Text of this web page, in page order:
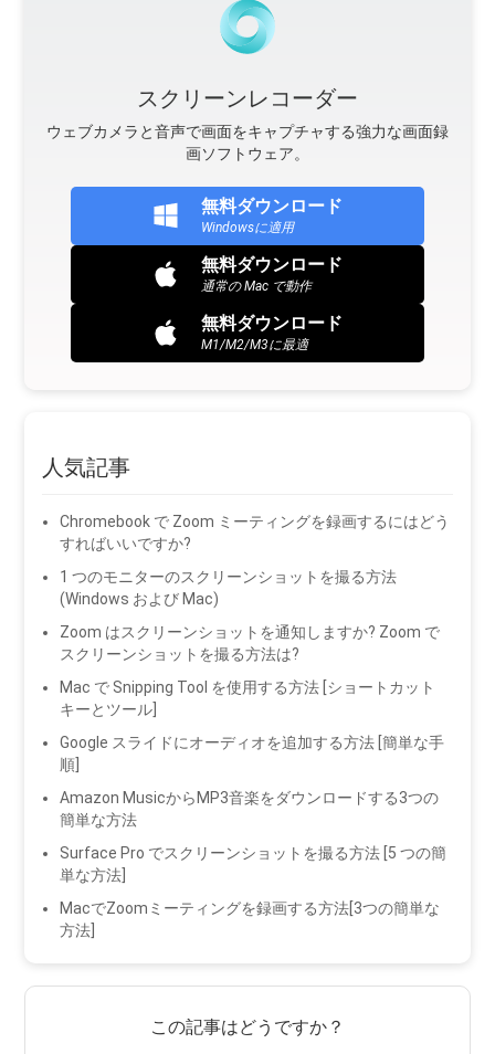
スクリーンレコーダー
ウェブカメラと音声で画面をキャプチャする強力な画面録
画ソフトウェア。
無料ダウンロード
Windowsに適用
無料ダウンロード
通常の Mac で動作
無料ダウンロード
M1/M2/M3に最適
人気記事
Chromebook で Zoom ミーティングを録画するにはどう
すればいいですか?
1 つのモニターのスクリーンショットを撮る方法
(Windows および Mac)
Zoom はスクリーンショットを通知しますか? Zoom で
スクリーンショットを撮る方法は?
Mac で Snipping Tool を使用する方法 [ショートカット
キーとツール]
Google スライドにオーディオを追加する方法 [簡単な手
順]
Amazon MusicからMP3音楽をダウンロードする3つの
簡単な方法
Surface Pro でスクリーンショットを撮る方法 [5 つの簡
単な方法]
MacでZoomミーティングを録画する方法[3つの簡単な
方法]
この記事はどうですか？